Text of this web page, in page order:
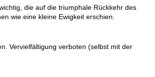
die auf die triumphale Rückkehr des
wie eine kleine Ewigkeit erschien.
Vervielfältigung verboten (selbst mit der